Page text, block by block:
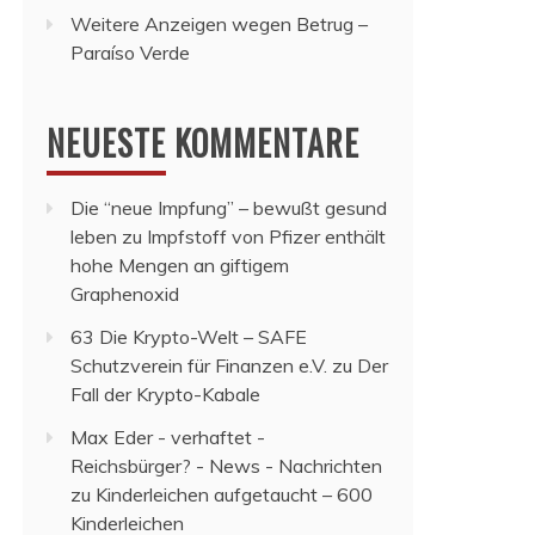
Weitere Anzeigen wegen Betrug –
Paraíso Verde
NEUESTE KOMMENTARE
Die “neue Impfung” – bewußt gesund
leben zu Impfstoff von Pfizer enthält
hohe Mengen an giftigem
Graphenoxid
63 Die Krypto-Welt – SAFE
Schutzverein für Finanzen e.V. zu Der
Fall der Krypto-Kabale
Max Eder - verhaftet -
Reichsbürger? - News - Nachrichten
zu Kinderleichen aufgetaucht – 600
Kinderleichen